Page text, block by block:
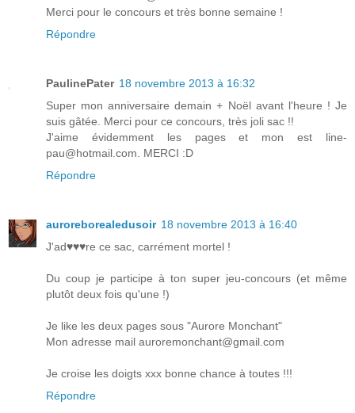
Merci pour le concours et très bonne semaine !
Répondre
PaulinePater 18 novembre 2013 à 16:32
Super mon anniversaire demain + Noël avant l'heure ! Je
suis gâtée. Merci pour ce concours, très joli sac !!
J'aime évidemment les pages et mon est line-
pau@hotmail.com. MERCI :D
Répondre
auroreborealedusoir 18 novembre 2013 à 16:40
J'ad♥♥♥re ce sac, carrément mortel !
Du coup je participe à ton super jeu-concours (et même
plutôt deux fois qu'une !)
Je like les deux pages sous "Aurore Monchant"
Mon adresse mail auroremonchant@gmail.com
Je croise les doigts xxx bonne chance à toutes !!!
Répondre